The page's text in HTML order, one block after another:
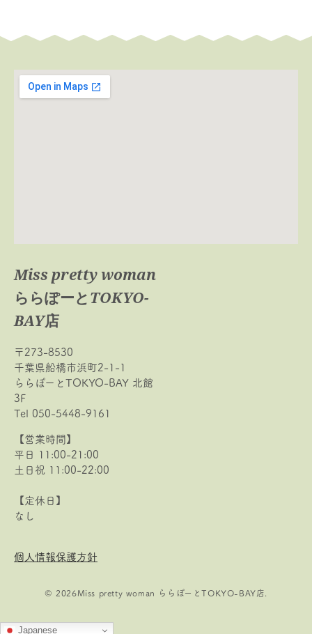
Miss pretty woman
ららぽーとTOKYO-
BAY店
〒273-8530
千葉県船橋市浜町2-1-1
ららぽーとTOKYO-BAY 北館
3F
Tel 050-5448-9161
【営業時間】
平日 11:00-21:00
土日祝 11:00-22:00
【定休日】
なし
個人情報保護方針
© 2026Miss pretty woman ららぽーとTOKYO-BAY店.
Japanese